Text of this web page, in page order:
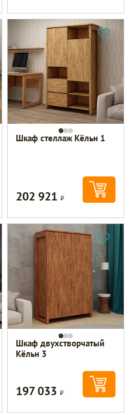
Шкаф стеллаж Кёльн 1
202 921Р
Шкаф двухстворчатый
Кёльн 3
197 033Р